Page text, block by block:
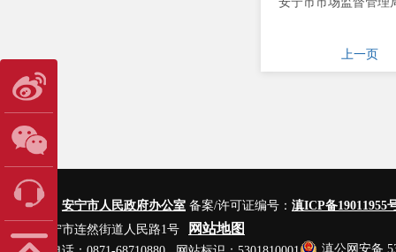
上一页
主办单位： 安宁市人民政府办公室 备案/许可证编号： 滇ICP备19011955
地址：安宁市连然街道人民路1号
网站地图
滇公网安备